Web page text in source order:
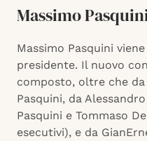
Massimo
Massimo Pasquini
presidente. Il nuovo
composto, oltre che da
Pasquini, da
Pasquini e Tommaso
esecutivi), e da